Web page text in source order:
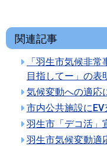
関連記事
「羽生市気候非
目指してー」の表
気候変動への適応
市内公共施設に
羽生市「デコ活」
羽生市気候変動適